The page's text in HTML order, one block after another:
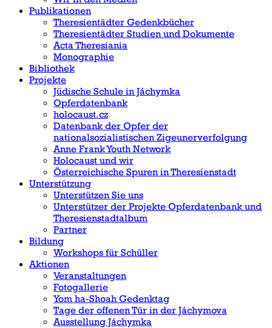
Publikationen
Theresientädter Gedenkbücher
Theresientädter Studien und Dokumente
Acta Theresiania
Monographie
Bibliothek
Projekte
Jüdische Schule in Jáchymka
Opferdatenbank
holocaust.cz
Datenbank der Opfer der
nationalsozialistischen Zigeunerverfolgung
Anne Frank Youth Network
Holocaust und wir
Österreichische Spuren in Theresienstadt
Unterstützung
Unterstützen Sie uns
Unterstützer der Projekte Opferdatenbank und
Theresienstadtalbum
Partner
Bildung
Workshops für Schüller
Aktionen
Veranstaltungen
Fotogallerie
Yom ha-Shoah Gedenktag
Tage der offenen Tür in der Jáchymova
Ausstellung Jáchymka